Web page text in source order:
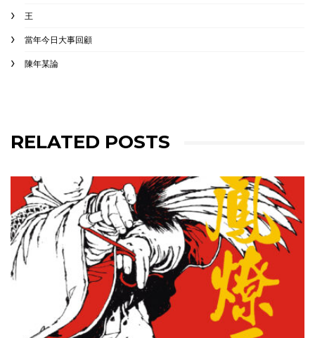
王
當年今日大事回顧
陳年某論
RELATED POSTS